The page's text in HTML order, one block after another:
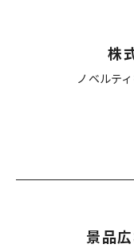
株
ノベルテ
景品